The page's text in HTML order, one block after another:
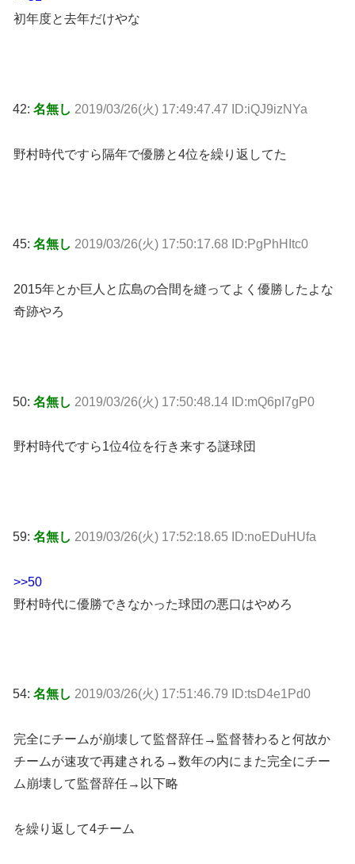
初年度と去年だけやな
42: 名無し 2019/03/26(火) 17:49:47.47 ID:iQJ9izNYa
野村時代ですら隔年で優勝と4位を繰り返してた
45: 名無し 2019/03/26(火) 17:50:17.68 ID:PgPhHItc0
2015年とか巨人と広島の合間を縫ってよく優勝したよな
奇跡やろ
50: 名無し 2019/03/26(火) 17:50:48.14 ID:mQ6pI7gP0
野村時代ですら1位4位を行き来する謎球団
59: 名無し 2019/03/26(火) 17:52:18.65 ID:noEDuHUfa
>>50
野村時代に優勝できなかった球団の悪口はやめろ
54: 名無し 2019/03/26(火) 17:51:46.79 ID:tsD4e1Pd0
完全にチームが崩壊して監督辞任→監督替わると何故か
チームが速攻で再建される→数年の内にまた完全にチー
ム崩壊して監督辞任→以下略
を繰り返して4チーム